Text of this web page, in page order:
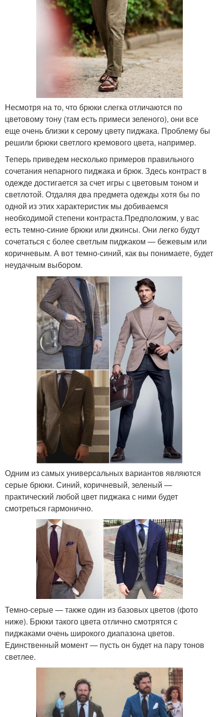
Несмотря на то, что брюки слегка отличаются по
цветовому тону (там есть примеси зеленого), они все
еще очень близки к серому цвету пиджака. Проблему бы
решили брюки светлого кремового цвета, например.
Теперь приведем несколько примеров правильного
сочетания непарного пиджака и брюк. Здесь контраст в
одежде достигается за счет игры с цветовым тоном и
светлотой. Отдаляя два предмета одежды хотя бы по
одной из этих характеристик мы добиваемся
необходимой степени контраста.Предположим, у вас
есть темно-синие брюки или джинсы. Они легко будут
сочетаться с более светлым пиджаком — бежевым или
коричневым. А вот темно-синий, как вы понимаете, будет
неудачным выбором.
Одним из самых универсальных вариантов являются
серые брюки. Синий, коричневый, зеленый —
практический любой цвет пиджака с ними будет
смотреться гармонично.
Темно-серые — также один из базовых цветов (фото
ниже). Брюки такого цвета отлично смотрятся с
пиджаками очень широкого диапазона цветов.
Единственный момент — пусть он будет на пару тонов
светлее.